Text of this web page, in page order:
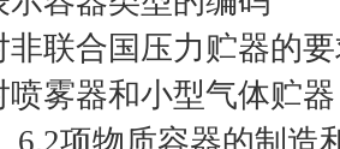
联合国压力贮器的
雾器和小型气体贮
项物质容器的制造